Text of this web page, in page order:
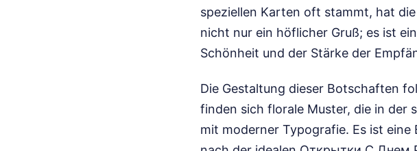
speziellen Karten oft stammt, hat
nicht nur ein höflicher Gruß; es ist
Schönheit und der Stärke der
Die Gestaltung dieser Botschaften
finden sich florale Muster, die in der
mit moderner Typografie. Es ist